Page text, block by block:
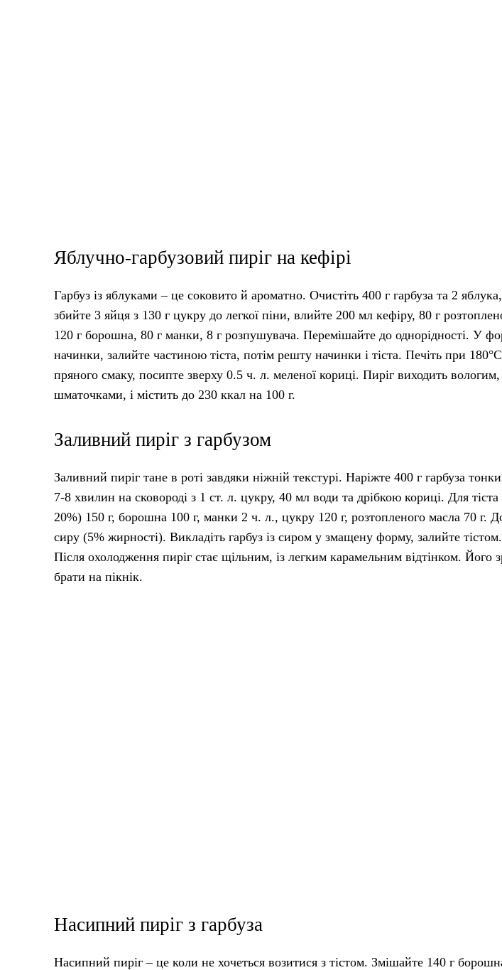
Яблучно-гарбузовий пиріг на кефірі
Гарбуз із яблуками – це соковито й ароматно. Очистіть 400 г гарбуза та 2
збийте 3 яйця з 130 г цукру до легкої піни, влийте 200 мл кефіру, 80 г
120 г борошна, 80 г манки, 8 г розпушувача. Перемішайте до однорідності. У
начинки, залийте частиною тіста, потім решту начинки і тіста. Печіть при
пряного смаку, посипте зверху 0.5 ч. л. меленої кориці. Пиріг виходить
шматочками, і містить до 230 ккал на 100 г.
Заливний пиріг з гарбузом
Заливний пиріг тане в роті завдяки ніжній текстурі. Наріжте 400 г гарбуза
7-8 хвилин на сковороді з 1 ст. л. цукру, 40 мл води та дрібкою кориці. Для
20%) 150 г, борошна 100 г, манки 2 ч. л., цукру 120 г, розтопленого масла 70 г.
сиру (5% жирності). Викладіть гарбуз із сиром у змащену форму, залийте
Після охолодження пиріг стає щільним, із легким карамельним відтінком. Його
брати на пікнік.
Насипний пиріг з гарбуза
Насипний пиріг – це коли не хочеться возитися з тістом. Змішайте 140 г